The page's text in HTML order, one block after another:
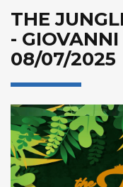
THE
-
08/07/2025